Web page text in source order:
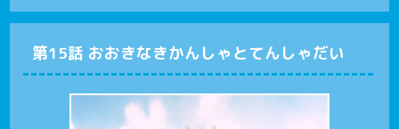
第15話 おおきなきかんしゃとてんしゃだい